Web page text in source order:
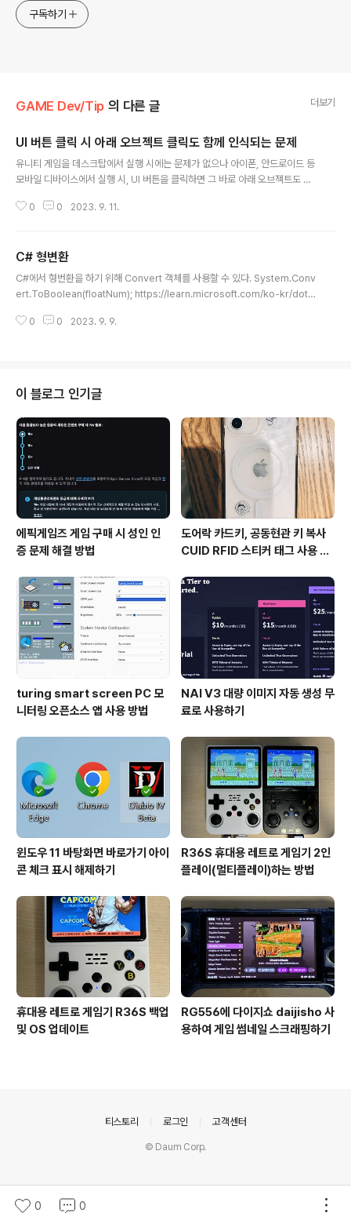
구독하기
GAME Dev/Tip 의 다른 글 더보기
UI 버튼 클릭 시 아래 오브젝트 클릭도 함께 인식되는 문제
유니티 게임을 데스크탑에서 실행 시에는 문제가 없으나 아이폰, 안드로이드 등
모바일 디바이스에서 실행 시, UI 버튼을 클릭하면 그 바로 아래 오브젝트도 함
current.IsPointerOverGameObject() && Input.GetButtonUp(Cons
도 하는데, 나의 환경에서는 여전히 문제가 되어 유니티의 Input Manager를
사용하는 Input.GetButtonUp을 제거하고 if (Input.GetMouseButtonD
o..
0 0 2023. 9. 11.
C# 형변환
C#에서 형번환을 하기 위해 Convert 객체를 사용할 수 있다. System.Conv
ert.ToBoolean(floatNum); https://learn.microsoft.com/ko-kr/dotn
데이터 형식을 다른 데이터 형식으로 변환합니다. learn.microsoft.com
0 0 2023. 9. 9.
이 블로그 인기글
에픽게임즈 게임 구매 시 성인 인
증 문제 해결 방법
도어락 카드키, 공동현관 키 복사
CUID RFID 스티커 태그 사용 방
turing smart screen PC 모
니터링 오픈소스 앱 사용 방법
NAI V3 대량 이미지 자동 생성 무
료로 사용하기
윈도우 11 바탕화면 바로가기 아이
콘 체크 표시 해제하기
R36S 휴대용 레트로 게임기 2인
플레이(멀티플레이)하는 방법
휴대용 레트로 게임기 R36S 백업
및 OS 업데이트
RG556에 다이지쇼 daijisho 사
용하여 게임 썸네일 스크래핑하기
0 0
티스토리 로그인 고객센터
© Daum Corp.